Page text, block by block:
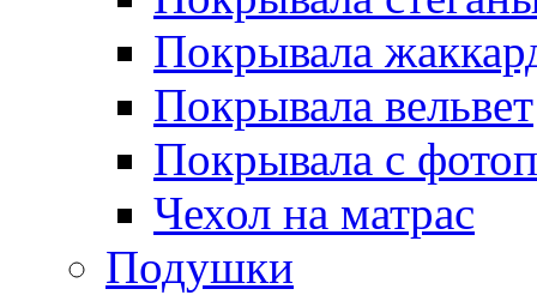
Покрывала
Покрывала вельвет
Покрывала с
Чехол на матрас
Подушки